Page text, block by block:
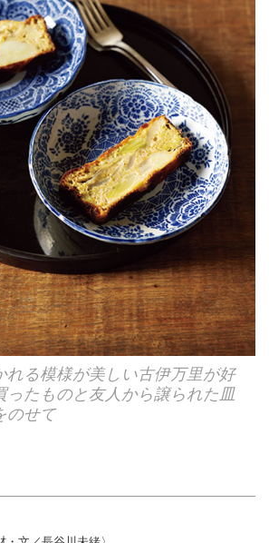
れる模様が美しい古伊万里が好
ったものと友人から譲られた皿
のせて